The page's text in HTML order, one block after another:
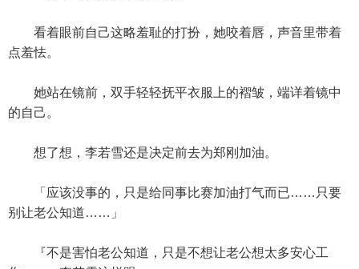
看着眼前自己这略羞耻的打扮，她咬着唇，声音里带着
点羞怯。
她站在镜前，双手轻轻抚平衣服上的褶皱，端详着镜中
的自己。
想了想，李若雪还是决定前去为郑刚加油。
「应该没事的，只是给同事比赛加油打气而已……只要
别让老公知道……」
『不是害怕老公知道，只是不想让老公想太多安心工